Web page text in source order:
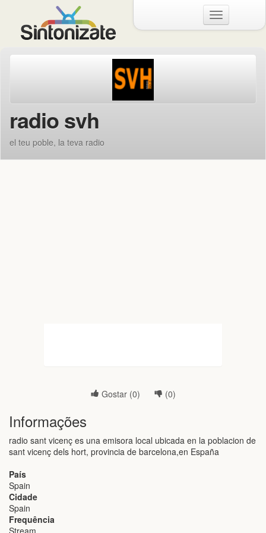
Menu
radio svh
el teu poble, la teva radio
Gostar (0) (0)
Informações
radio sant vicenç es una emisora local ubicada en la poblacion de
sant vicenç dels hort, provincia de barcelona,en España
País
Spain
Cidade
Spain
Frequência